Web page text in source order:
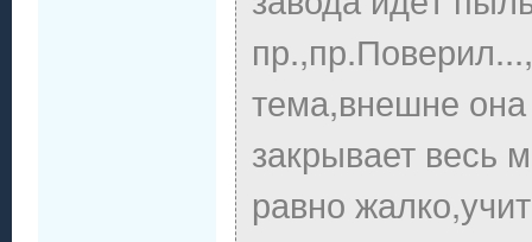
тема,внешне
закрывает весь
равно